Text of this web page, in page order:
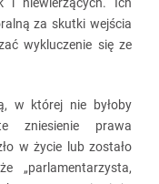
za skutki wejścia
wykluczenie się ze
w której nie byłoby
zniesienie prawa
w życie lub zostało
„parlamentarzysta,